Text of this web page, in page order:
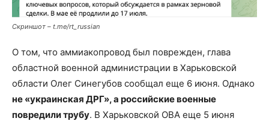
Скриншот – t.me/rt_russian
О том, что аммиакопровод был поврежден, глава
областной военной администрации в Харьковской
области Олег Синегубов сообщал еще 6 июня. Однако
не «украинская ДРГ», а российские военные
повредили трубу. В Харьковской ОВА еще 5 июня